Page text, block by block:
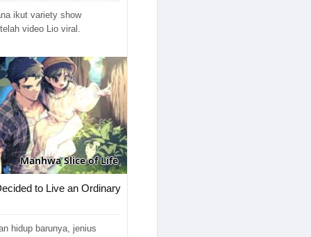
ikut variety show
video Lio viral.
ManhwaSlice of Life
to Live an Ordinary
hidup barunya, jenius